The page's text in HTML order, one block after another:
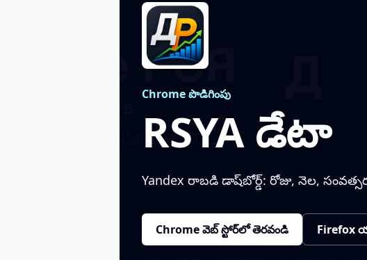
Chrome పొడిగింపు
RSYA డేటా
Yandex రాబడి డాష్‌బోర్డ్: రోజు, నెల,
Chrome వెబ్ స్టోర్‌లో తెరవండి Firefox